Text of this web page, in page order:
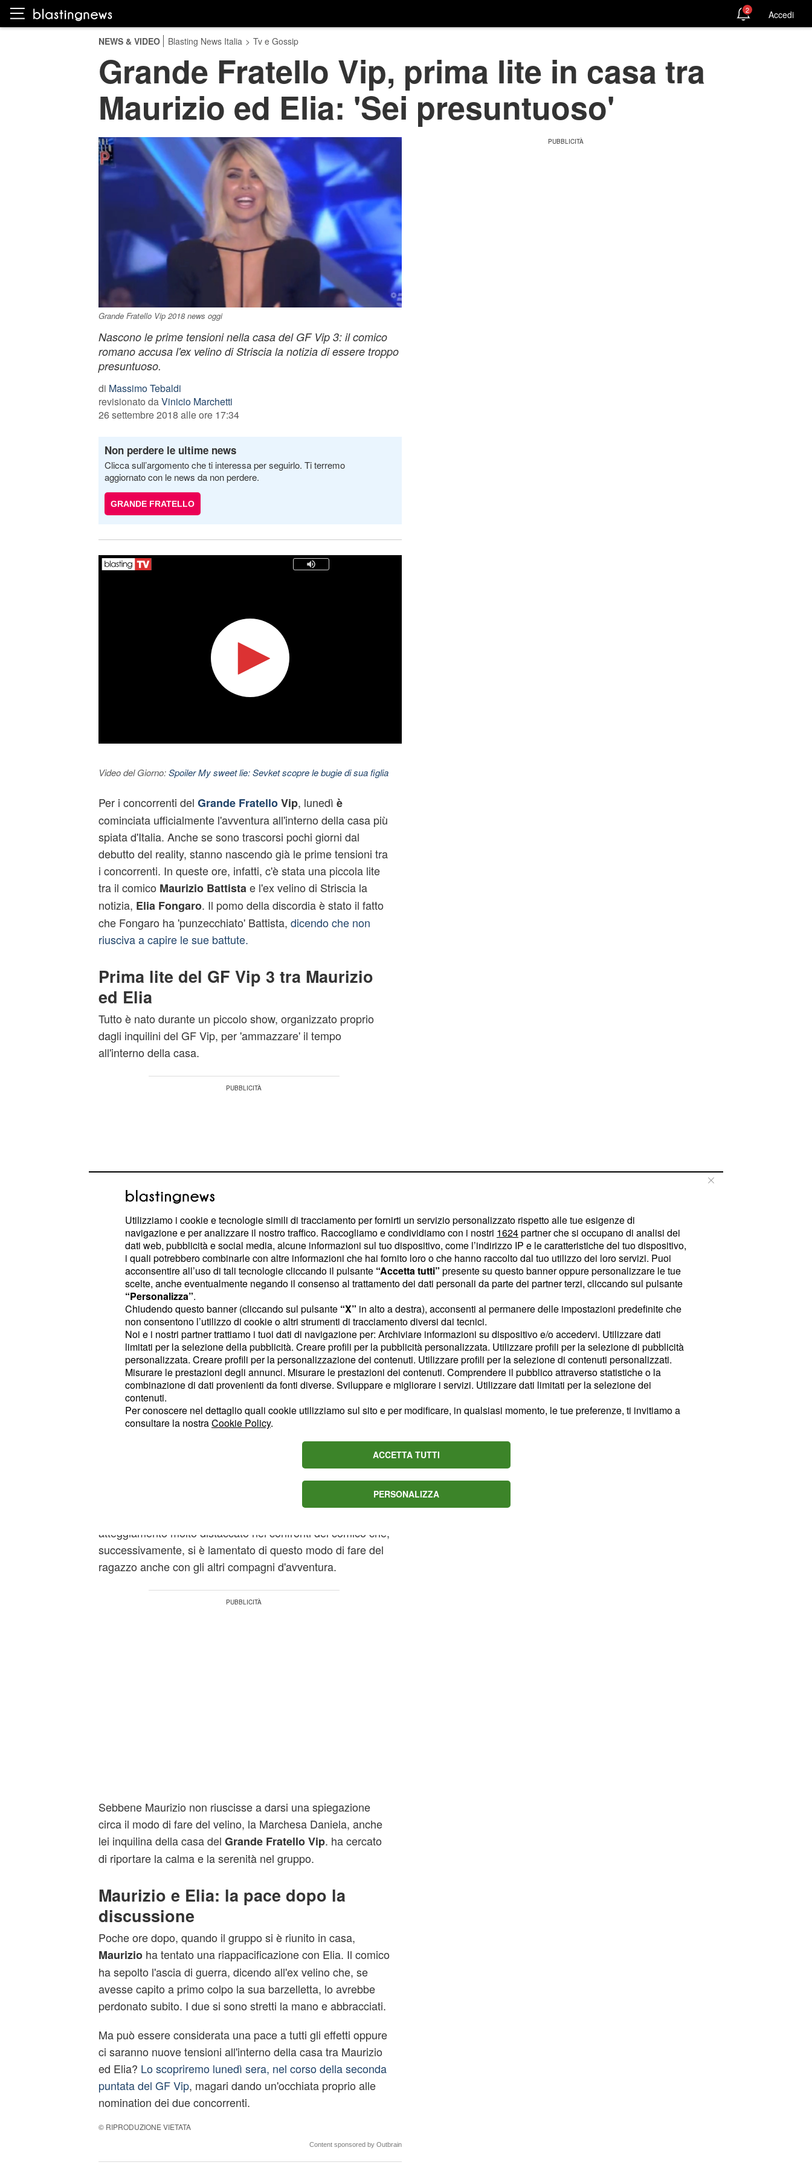
2 Accedi
NEWS & VIDEO Blasting News Italia > Tv e Gossip
Grande Fratello Vip, prima lite in casa tra
Maurizio ed Elia: 'Sei presuntuoso'
Grande Fratello Vip 2018 news oggi
Nascono le prime tensioni nella casa del GF Vip 3: il comico
romano accusa l'ex velino di Striscia la notizia di essere troppo
presuntuoso.
di Massimo Tebaldi
revisionato daVinicio Marchetti
26 settembre 2018 alle ore 17:34
Non perdere le ultime news
Clicca sull’argomento che ti interessa per seguirlo. Ti terremo
aggiornato con le news da non perdere.
GRANDE FRATELLO
Video del Giorno:Spoiler My sweet lie: Sevket scopre le bugie di sua figlia
Per i concorrenti del Grande FratelloVip, lunedì è
cominciata ufficialmente l'avventura all'interno della casa più
spiata d'Italia. Anche se sono trascorsi pochi giorni dal
debutto del reality, stanno nascendo già le prime tensioni tra
i concorrenti. In queste ore, infatti, c'è stata una piccola lite
tra il comico Maurizio Battista e l'ex velino di Striscia la
notizia, Elia Fongaro. Il pomo della discordia è stato il fatto
che Fongaro ha 'punzecchiato' Battista, dicendo che non
riusciva a capire le sue battute.
Prima lite del GF Vip 3 tra Maurizio
ed Elia
Tutto è nato durante un piccolo show, organizzato proprio
dagli inquilini del GF Vip, per 'ammazzare' il tempo
all'interno della casa.
Nello specifico, Maurizio Battista ha cominciato a raccontare
delle barzellette che, tuttavia, non sono state apprezzate più
di tanto dall'ex velino Elia Fongaro.
Quest'ultimo, infatti, senza troppi giri di parole, ha ammesso
di non comprendere spesso le battute fatte da Battista. Il
fatto che Fongaro abbia manifestato le sue 'difficoltà di
comprensione' ha infastidito il comico romano che ha subito
ribattuto, dicendo ironicamente di aver spiegato per ben
Battista, inoltre, un pò infastidito dalle parole dell'ex velino di
Striscia, gli ha detto: 'Secondo me sei un pò presuntuoso'.
atteggiamento molto distaccato nei confronti del comico che,
successivamente, si è lamentato di questo modo di fare del
ragazzo anche con gli altri compagni d'avventura.
Sebbene Maurizio non riuscisse a darsi una spiegazione
circa il modo di fare del velino, la Marchesa Daniela, anche
lei inquilina della casa del Grande Fratello Vip. ha cercato
di riportare la calma e la serenità nel gruppo.
Maurizio e Elia: la pace dopo la
discussione
Poche ore dopo, quando il gruppo si è riunito in casa,
Maurizioha tentato una riappacificazione con Elia. Il comico
ha sepolto l'ascia di guerra, dicendo all'ex velino che, se
avesse capito a primo colpo la sua barzelletta, lo avrebbe
perdonato subito. I due si sono stretti la mano e abbracciati.
Ma può essere considerata una pace a tutti gli effetti oppure
ci saranno nuove tensioni all'interno della casa tra Maurizio
ed Elia? Lo scopriremo lunedì sera, nel corso della seconda
puntata del GF Vip, magari dando un'occhiata proprio alle
nomination dei due concorrenti.
© RIPRODUZIONE VIETATA
Content sponsored by Outbrain
Utilizziamo i cookie e tecnologie simili di tracciamento per fornirti un servizio personalizzato rispetto alle tue esigenze di
navigazione e per analizzare il nostro traffico. Raccogliamo e condividiamo con i nostri 1624partner che si occupano di analisi dei
dati web, pubblicità e social media, alcune informazioni sul tuo dispositivo, come l’indirizzo IP e le caratteristiche del tuo dispositivo,
i quali potrebbero combinarle con altre informazioni che hai fornito loro o che hanno raccolto dal tuo utilizzo dei loro servizi. Puoi
acconsentire all’uso di tali tecnologie cliccando il pulsante “Accetta tutti” presente su questo banner oppure personalizzare le tue
scelte, anche eventualmente negando il consenso al trattamento dei dati personali da parte dei partner terzi, cliccando sul pulsante
“Personalizza”.
Chiudendo questo banner (cliccando sul pulsante “X” in alto a destra), acconsenti al permanere delle impostazioni predefinite che
non consentono l’utilizzo di cookie o altri strumenti di tracciamento diversi dai tecnici.
Noi e i nostri partner trattiamo i tuoi dati di navigazione per: Archiviare informazioni su dispositivo e/o accedervi. Utilizzare dati
limitati per la selezione della pubblicità. Creare profili per la pubblicità personalizzata. Utilizzare profili per la selezione di pubblicità
personalizzata. Creare profili per la personalizzazione dei contenuti. Utilizzare profili per la selezione di contenuti personalizzati.
Misurare le prestazioni degli annunci. Misurare le prestazioni dei contenuti. Comprendere il pubblico attraverso statistiche o la
combinazione di dati provenienti da fonti diverse. Sviluppare e migliorare i servizi. Utilizzare dati limitati per la selezione dei
contenuti.
Per conoscere nel dettaglio quali cookie utilizziamo sul sito e per modificare, in qualsiasi momento, le tue preferenze, ti invitiamo a
consultare la nostraCookie Policy.
ACCETTA TUTTI
PERSONALIZZA